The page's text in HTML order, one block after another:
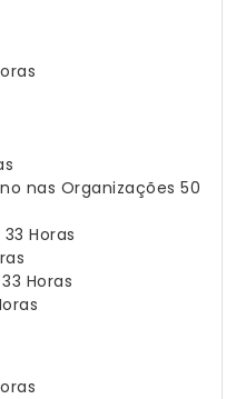
nas Organizações 50
33 Horas
33 Horas